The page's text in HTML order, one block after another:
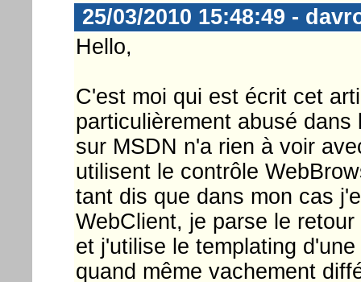
25/03/2010 15:48:49 -
Hello,
C'est moi qui est écrit cet
particulièrement abusé
sur MSDN n'a rien à voir
utilisent le contrôle
tant dis que dans mon cas
WebClient, je parse le
et j'utilise le templating
quand même vachement